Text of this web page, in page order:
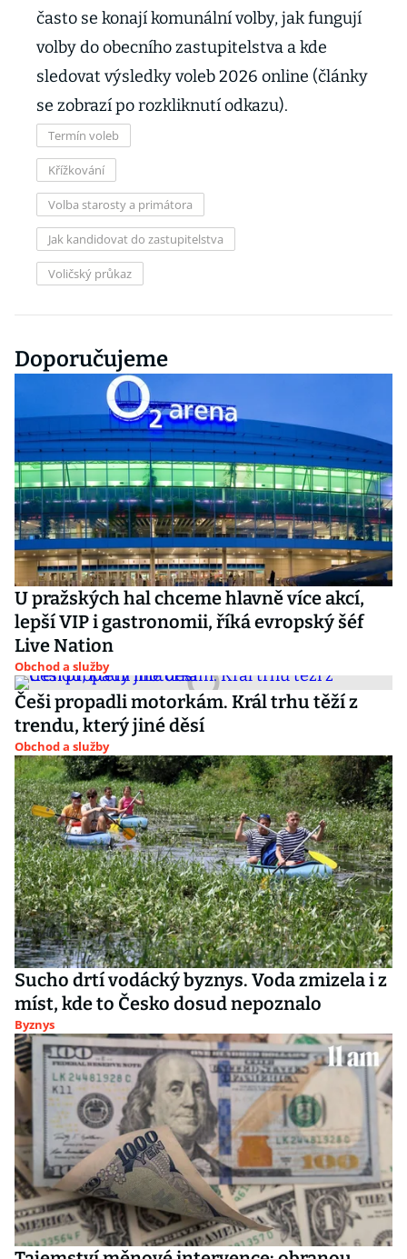
často se konají komunální volby, jak fungují
volby do obecního zastupitelstva a kde
sledovat výsledky voleb 2026 online (články
se zobrazí po rozkliknutí odkazu).
Termín voleb
Křížkování
Volba starosty a primátora
Jak kandidovat do zastupitelstva
Voličský průkaz
Doporučujeme
U pražských hal chceme hlavně více akcí,
lepší VIP i gastronomii, říká evropský šéf
Live Nation
Obchod a služby
Češi propadli motorkám. Král trhu těží z
trendu, který jiné děsí
Obchod a služby
Sucho drtí vodácký byznys. Voda zmizela i z
míst, kde to Česko dosud nepoznalo
Byznys